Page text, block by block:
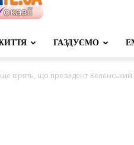
ГАЗДУЄМО
вірять, що президент